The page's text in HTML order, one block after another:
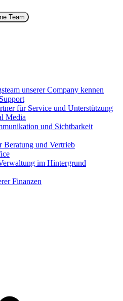
Team
unserer Company kennen
für Service und Unterstützung
Media
und Sichtbarkeit
Beratung und Vertrieb
im Hintergrund
Finanzen